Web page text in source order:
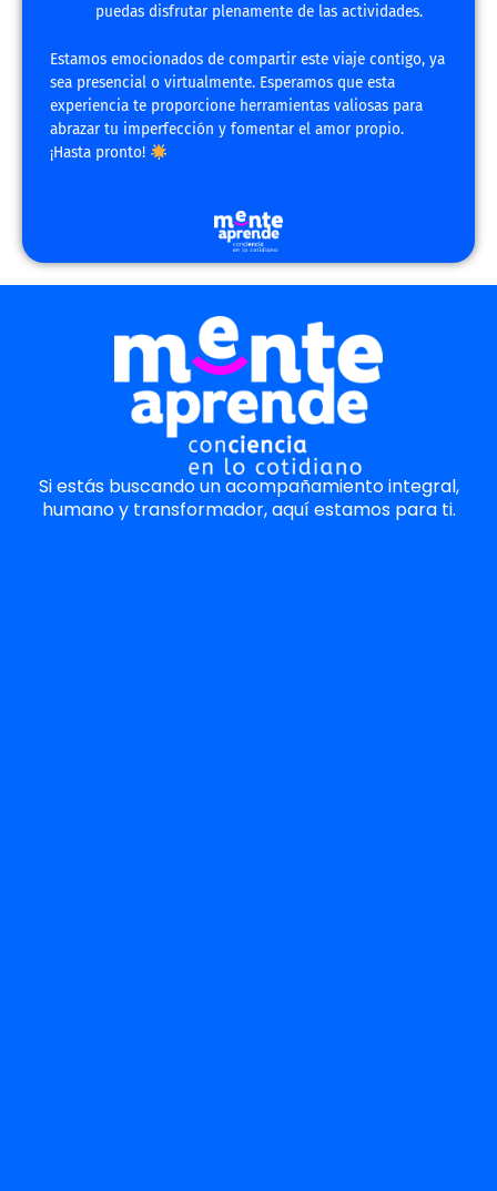
puedas disfrutar plenamente de las actividades.
Estamos emocionados de compartir este viaje contigo, ya
sea presencial o virtualmente. Esperamos que esta
experiencia te proporcione herramientas valiosas para
abrazar tu imperfección y fomentar el amor propio.
¡Hasta pronto!
Si estás buscando un acompañamiento integral,
humano y transformador, aquí estamos para ti.